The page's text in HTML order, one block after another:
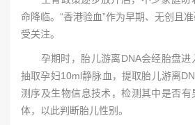
命降临。“香港验血”作为早期、无创且
受关注。
孕期时，胎儿游离DNA会经胎盘进
抽取孕妇10ml静脉血，提取胎儿游离
测序及生物信息技术，检测其中是否有
体，以此判断胎儿性别。